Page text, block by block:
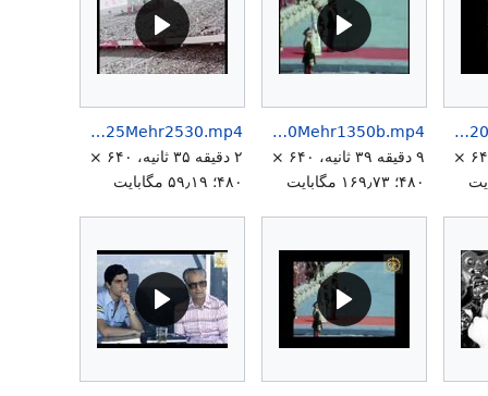
HIMMohammadRezaShahPahlaviAryamehrPasargad20Mehr1350.mp4
۹ دقیقه ۳۹ ثانیه، ۶۴۰ ×
HIMMohammadRezaShahPahlaviAryamehrPasargad20Mehr1350b.mp4
۹ دقیقه ۳۹ ثانیه، ۶۴۰ ×
۴۸۰؛ ۱۶۹٫۷۳ مگابایت
HIMMohammadRezaShahPahlaviOpeningAryamehrStadium25Mehr2530.mp4
۲ دقیقه ۳۵ ثانیه، ۶۴۰ ×
۴۸۰؛ ۵۹٫۱۹ مگابایت